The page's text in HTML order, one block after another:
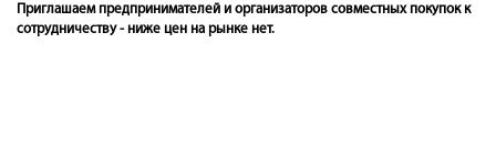
Приглашаем предпринимателей и организаторов совместных покупок к
сотрудничеству - ниже цен на рынке нет.